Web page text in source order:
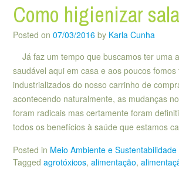
Como higienizar
Posted on 07/03/2016 by Karla Cunha
Já faz um tempo que buscamos ter uma
saudável aqui em casa e aos poucos fomos
industrializados do nosso carrinho de
acontecendo naturalmente, as mudanças
foram radicais mas certamente foram
todos os benefícios à saúde que estamos
Posted in Meio Ambiente e Sustentabilidade
Tagged agrotóxicos, alimentação,